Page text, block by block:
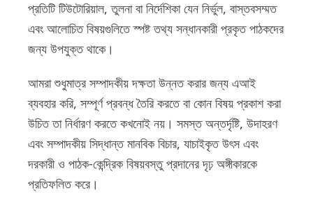
প্রতিটি টিউটোরিয়াল, তুলনা বা নির্দেশিকা যেন নির্ভুল, বাস্তবসম্মত
এবং আলোচিত বিষয়গুলিতে স্পষ্ট তথ্য সন্ধানকারী প্রকৃত পাঠকদের
জন্য উপযুক্ত থাকে।
আমরা শুধুমাত্র সম্পাদকীয় দক্ষতা উন্নত করার জন্য এআই
ব্যবহার করি, সম্পূর্ণ প্রবন্ধ তৈরি করতে বা কোন বিষয় প্রকাশ করা
উচিত তা নির্ধারণ করতে কখনোই নয়। সমস্ত অন্তর্দৃষ্টি, উদাহরণ
এবং সম্পাদকীয় সিদ্ধান্ত মানবিক বিচার, যাচাইকৃত উৎস এবং
দরকারী ও পাঠক-কেন্দ্রিক বিষয়বস্তু প্রদানের দৃঢ় অঙ্গীকারকে
প্রতিফলিত করে।